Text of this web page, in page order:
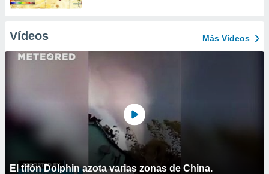
Vídeos Más Vídeos
El tifón Dolphin azota varias zonas de China.